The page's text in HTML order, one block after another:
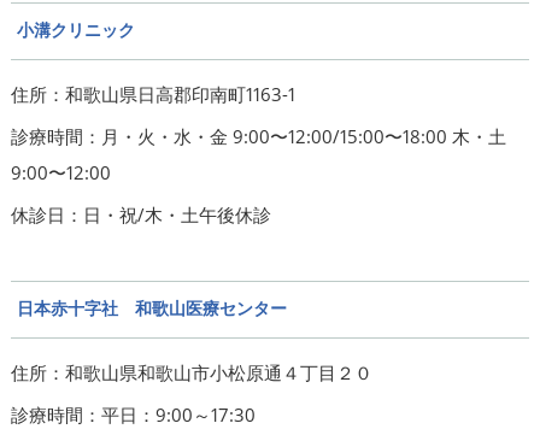
小溝クリニック
住所：和歌山県日高郡印南町1163-1
診療時間：月・火・水・金 9:00〜12:00/15:00〜18:00 木・土
9:00〜12:00
休診日：日・祝/木・土午後休診
日本赤十字社 和歌山医療センター
住所：和歌山県和歌山市小松原通４丁目２０
診療時間：平日：9:00～17:30